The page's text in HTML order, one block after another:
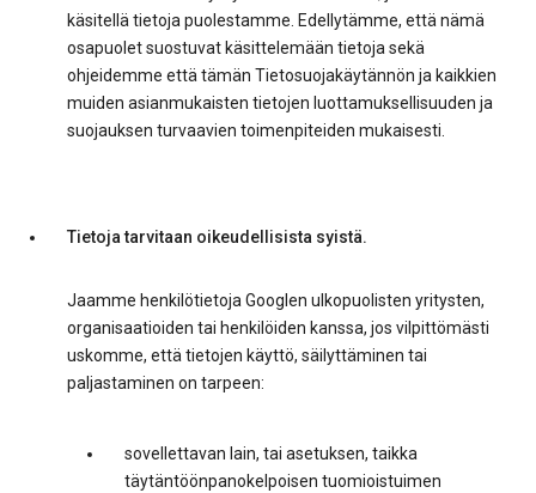
käsitellä tietoja puolestamme. Edellytämme, että nämä
osapuolet suostuvat käsittelemään tietoja sekä
ohjeidemme että tämän Tietosuojakäytännön ja kaikkien
muiden asianmukaisten tietojen luottamuksellisuuden ja
suojauksen turvaavien toimenpiteiden mukaisesti.
Tietoja tarvitaan oikeudellisista syistä.
Jaamme henkilötietoja Googlen ulkopuolisten yritysten,
organisaatioiden tai henkilöiden kanssa, jos vilpittömästi
uskomme, että tietojen käyttö, säilyttäminen tai
paljastaminen on tarpeen:
sovellettavan lain, tai asetuksen, taikka
täytäntöönpanokelpoisen tuomioistuimen